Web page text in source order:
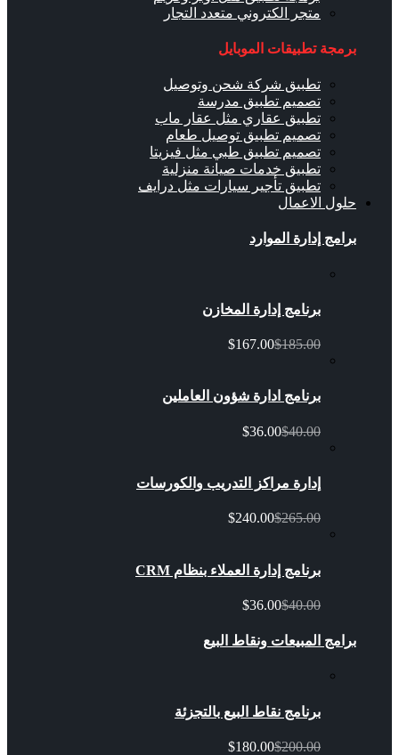
متجر الكتروني متعدد التجار
برمجة تطبيقات الموبايل
تطبيق شركة شحن وتوصيل
تصميم تطبيق مدرسة
تطبيق عقاري مثل عقار ماب
تصميم تطبيق توصيل طعام
تصميم تطبيق طبي مثل فيزيتا
تطبيق خدمات صيانة منزلية
تطبيق تأجير سيارات مثل درايف
حلول الاعمال
برامج إدارة الموارد
برنامج إدارة المخازن
$167.00$185.00
برنامج ادارة شؤون العاملين
$36.00$40.00
إدارة مراكز التدريب والكورسات
$240.00$265.00
برنامج إدارة العملاء بنظام CRM
$36.00$40.00
برامج المبيعات ونقاط البيع
برنامج نقاط البيع بالتجزئة
$180.00$200.00